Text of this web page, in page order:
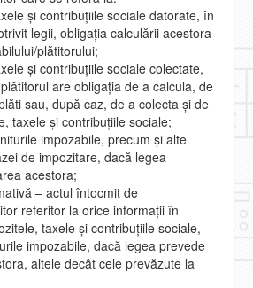
şi contribuţiile sociale datorate, în
legii, obligaţia calculării acestora
plătitorului;
şi contribuţiile sociale colectate,
are obligaţia de a calcula, de
sau, după caz, de a colecta şi de
taxele şi contribuţiile sociale;
impozabile, precum şi alte
de impozitare, dacă legea
acestora;
– actul întocmit de
referitor la orice informaţii în
taxele şi contribuţiile sociale,
impozabile, dacă legea prevede
altele decât cele prevăzute la